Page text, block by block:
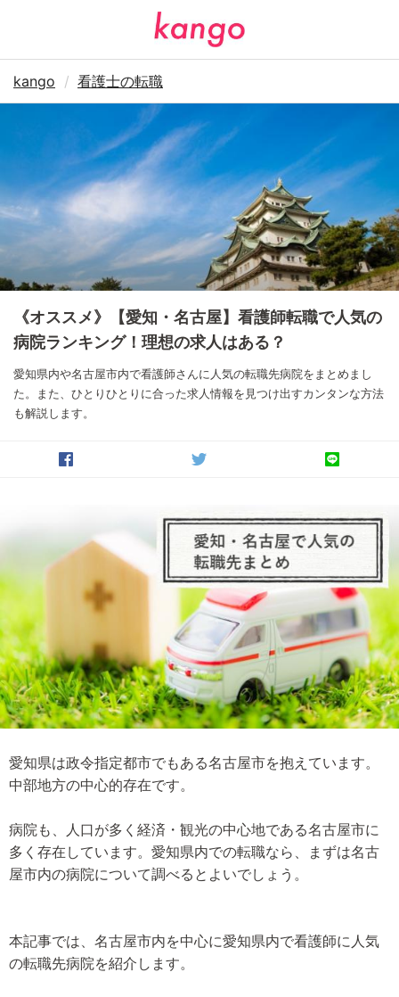
kango 看護士の転職
《オススメ》【愛知・名古屋】看護師転職で人気の
病院ランキング！理想の求人はある？
愛知県内や名古屋市内で看護師さんに人気の転職先病院をまとめまし
た。また、ひとりひとりに合った求人情報を見つけ出すカンタンな方法
も解説します。
愛知県は政令指定都市でもある名古屋市を抱えています。
中部地方の中心的存在です。
病院も、人口が多く経済・観光の中心地である名古屋市に
多く存在しています。愛知県内での転職なら、まずは名古
屋市内の病院について調べるとよいでしょう。
本記事では、名古屋市内を中心に愛知県内で看護師に人気
の転職先病院を紹介します。